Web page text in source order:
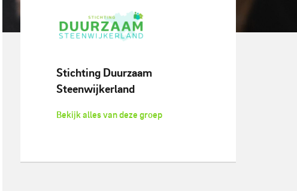
Stichting Duurzaam
Steenwijkerland
Bekijk alles van deze groep